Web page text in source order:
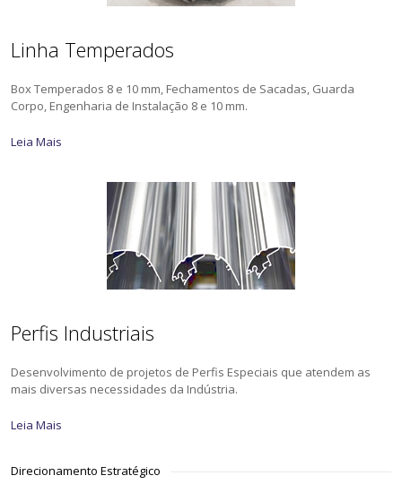
Linha Temperados
Box Temperados 8 e 10 mm, Fechamentos de Sacadas, Guarda
Corpo, Engenharia de Instalação 8 e 10 mm.
Leia Mais
Perfis Industriais
Desenvolvimento de projetos de Perfis Especiais que atendem as
mais diversas necessidades da Indústria.
Leia Mais
Direcionamento Estratégico